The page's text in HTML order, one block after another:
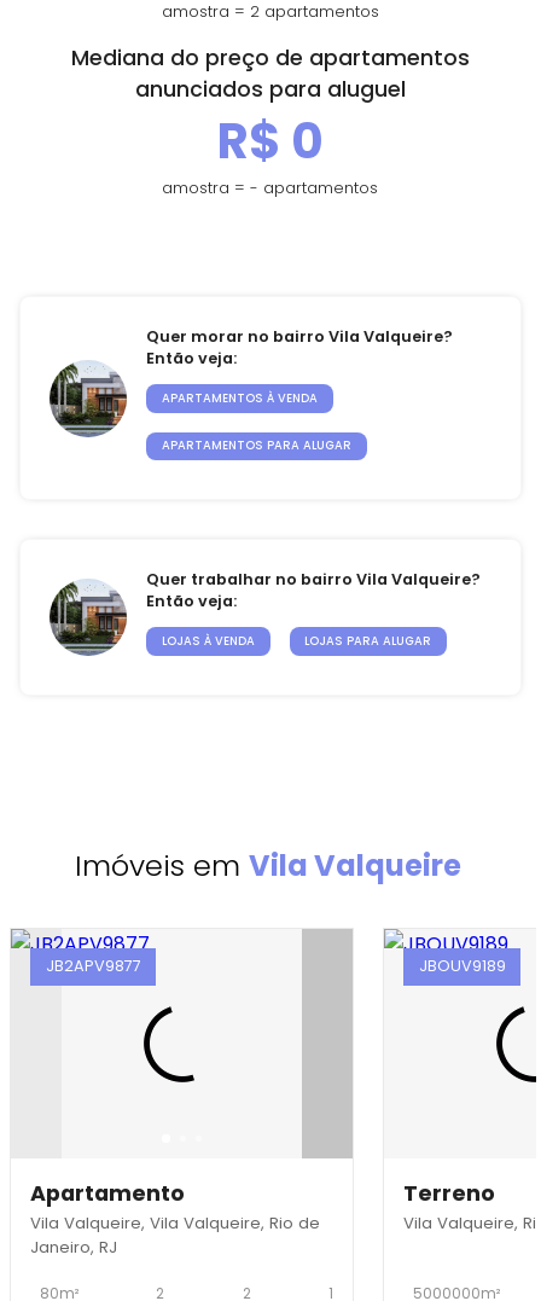
Falar com especialista
Central de Atendimento
(21) 3139-9700
amostra = 2 apartamentos
Mediana do preço de apartamentos
anunciados para aluguel
R$ 0
amostra = - apartamentos
Quer morar no bairro Vila Valqueire?
Então veja:
APARTAMENTOS À VENDA
APARTAMENTOS PARA ALUGAR
Quer trabalhar no bairro Vila Valqueire?
Então veja:
LOJAS À VENDA LOJAS PARA ALUGAR
Imóveis em Vila Valqueire
JB2APV9877
Apartamento
Vila Valqueire, Vila Valqueire, Rio de
Janeiro, RJ
80m² 2 2 1
JBOUV9189
Terreno
Vila Valqueire,
5000000m²